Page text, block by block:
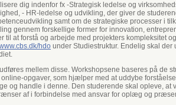
dig indenfor fx -Strategisk ledelse og
- HR-ledelse og udvikling, der giver de
samt om de strategiske processer i
gennem forskellige former for innovation,
at forstå og arbejde med projekters kompleksitet
hdo under Studiestruktur. Endelig skal der
mellem disse. Workshopsene baseres på de
opgaver, som hjælper med at uddybe
og handle i denne. Den studerende skal opleve, at
af i forbindelse med ansvar for oplæg og